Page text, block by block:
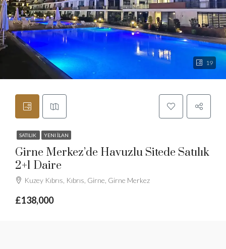
19
SATILIK YENI İLAN
Girne Merkez’de Havuzlu Sitede Satılık
2+1 Daire
Kuzey Kıbrıs, Kıbrıs, Girne, Girne Merkez
£138,000